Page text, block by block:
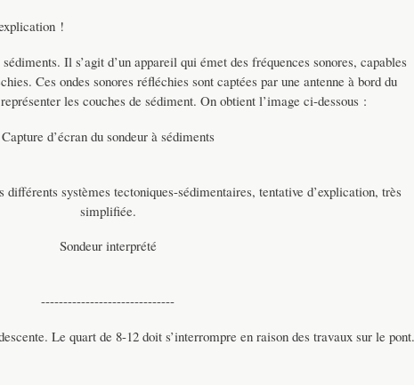
!
Il s’agit d’un appareil qui émet des fréquences sonores, capables
Ces ondes sonores réfléchies sont captées par une antenne à bord du
les couches de sédiment. On obtient l’image ci-dessous :
Capture d’écran du sondeur à sédiments
différents systèmes tectoniques-sédimentaires, tentative d’explication, très
simplifiée.
Sondeur interprété
------------------------------
Le quart de 8-12 doit s’interrompre en raison des travaux sur le pont.